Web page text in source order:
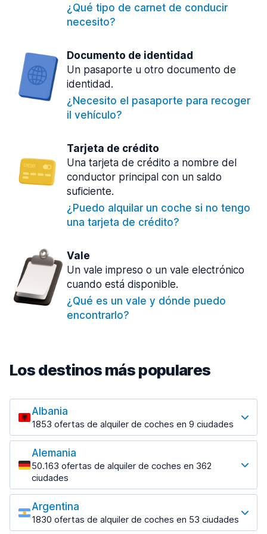
¿Qué tipo de carnet de conducir
necesito?
Documento de identidad
Un pasaporte u otro documento de
identidad.
¿Necesito el pasaporte para recoger
il vehículo?
Tarjeta de crédito
Una tarjeta de crédito a nombre del
conductor principal con un saldo
suficiente.
¿Puedo alquilar un coche si no tengo
una tarjeta de crédito?
Vale
Un vale impreso o un vale electrónico
cuando está disponible.
¿Qué es un vale y dónde puedo
encontrarlo?
Los destinos más populares
Albania
1853 ofertas de alquiler de coches en 9 ciudades
Los destinos más populares
Tirana
1433 ofertas en 7 lugares
Tirana Aeropuerto
desde 31,41 € al día
Alemania
50.163 ofertas de alquiler de coches en 362
ciudades
Los destinos más populares
Berlin
2315 ofertas en 28 lugares
Argentina
1830 ofertas de alquiler de coches en 53 ciudades
Los destinos más populares